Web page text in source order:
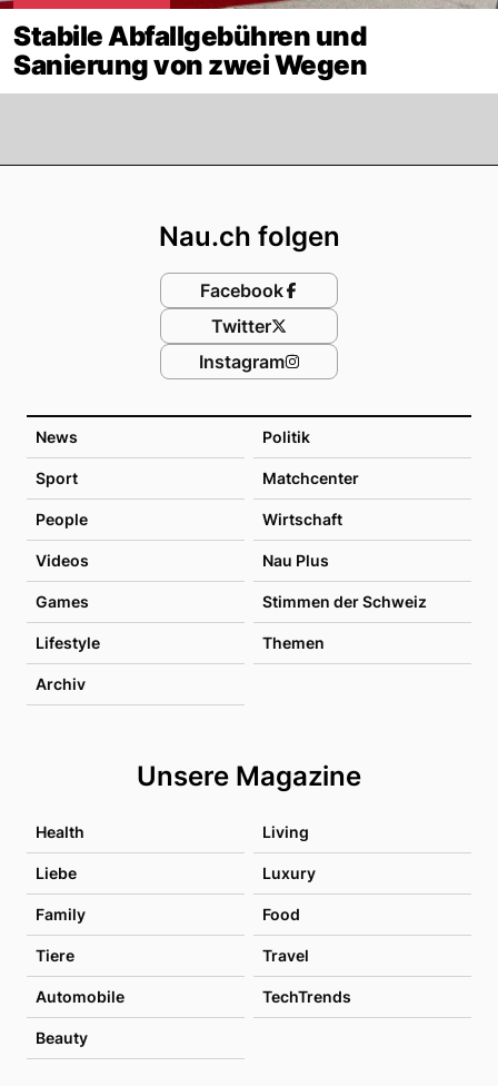
Stabile Abfallgebühren und
Sanierung von zwei Wegen
News Politik
Sport Matchcenter
People Wirtschaft
Videos Nau Plus
Games Stimmen der Schweiz
Lifestyle Themen
Archiv
Unsere Magazine
Health Living
Liebe Luxury
Family Food
Tiere Travel
Automobile TechTrends
Beauty
Nau.ch folgen
Facebook
Twitter
Instagram